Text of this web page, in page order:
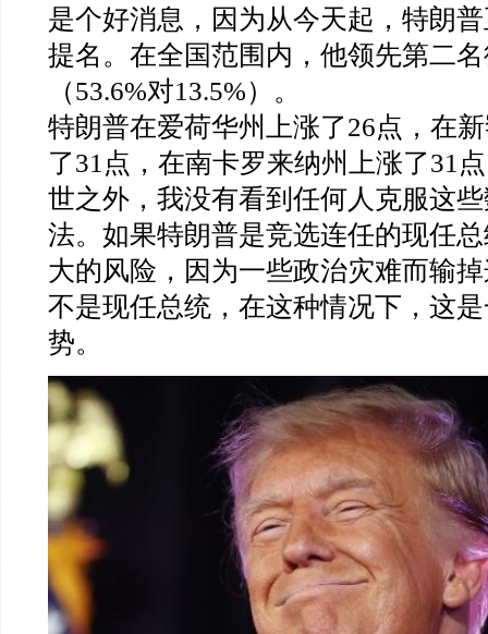
是个好消息，因为从今天起，特朗
提名。在全国范围内，他领先第二
（53.6%对13.5%）。
特朗普在爱荷华州上涨了26点，在
了31点，在南卡罗来纳州上涨了31
世之外，我没有看到任何人克服这
法。如果特朗普是竞选连任的现任
大的风险，因为一些政治灾难而输
不是现任总统，在这种情况下，这
势。